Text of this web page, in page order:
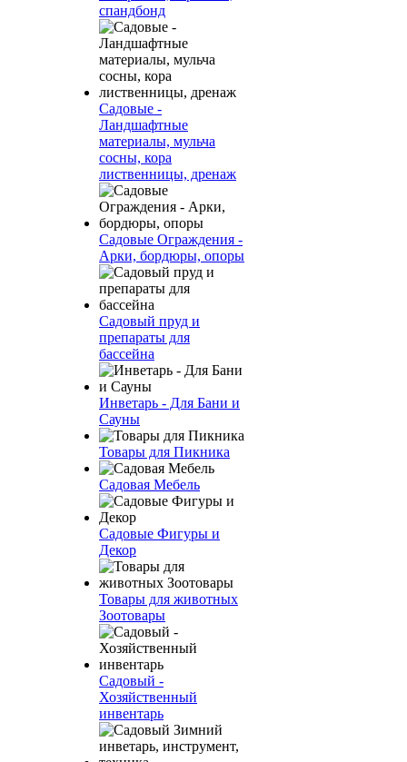
спандбонд
Садовые -
Ландшафтные
материалы, мульча
сосны, кора
лиственницы, дренаж
Садовые Ограждения -
Арки, бордюры, опоры
Садовый пруд и
препараты для
бассейна
Инветарь - Для Бани и
Сауны
Товары для Пикника
Садовая Мебель
Садовые Фигуры и
Декор
Товары для животных
Зоотовары
Садовый -
Хозяйственный
инвентарь